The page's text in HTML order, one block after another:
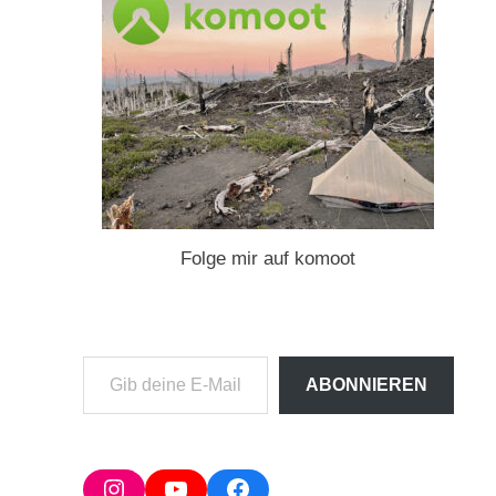
Folge mir auf komoot
deine
Adresse
ABONNIEREN
InstagramYouTubeFacebook